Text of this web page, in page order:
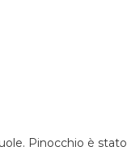
Pinocchio è stato